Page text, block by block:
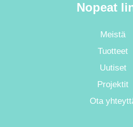
Nopeat
Meistä
Tuotteet
Uutiset
Projektit
Ota